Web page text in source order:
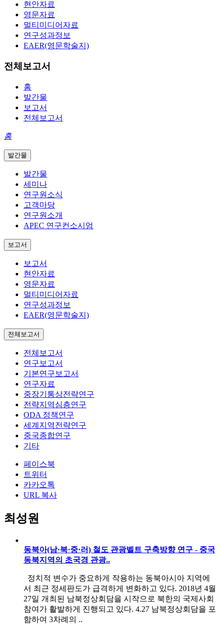
현안자료
영문자료
멀티미디어자료
연구성과정보
EAER(영문학술지)
전체보고서
홈
발간물
보고서
전체보고서
홈
발간물
발간물
세미나
연구원소식
고객마당
연구원소개
APEC 연구컨소시엄
보고서
보고서
현안자료
영문자료
멀티미디어자료
연구성과정보
EAER(영문학술지)
전체보고서
전체보고서
연구보고서
기본연구보고서
연구자료
중장기통상전략연구
전략지역심층연구
ODA 정책연구
세계지역전략연구
중국종합연구
기타
페이스북
트위터
카카오톡
URL 복사
최성원
동북아(남·북·중·러) 철도 관광벨트 구축방향 연구 - 중국
동북지역의 초국경 관광..
정치적 변수가 중요하게 작용하는 동북아시아 지역에
서 최근 정세판도가 급격하게 변화하고 있다. 2018년 4월
27일 개최된 남북정상회담을 시작으로 북한의 국제사회
참여가 활발하게 진행되고 있다. 4.27 남북정상회담을 포
함하여 3차례의 ..